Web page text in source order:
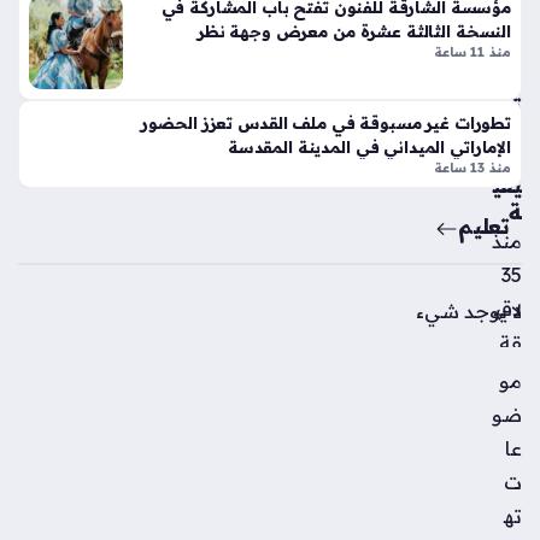
تين
نتا
ج
ي
تي
س
وبر
سب
س
تك
سر
عد
الت
ص
م
الت
من
فع
تها
ال
ص
يفي
ة
منذ
35
دقي
قة
جائ
زة
دب
ي
للأ
مؤسسة الشارقة للفنون تفتح باب المشاركة في
النسخة الثالثة عشرة من معرض وجهة نظر
منذ 11 ساعة
تطورات غير مسبوقة في ملف القدس تعزز الحضور
الإماراتي الميداني في المدينة المقدسة
منذ 13 ساعة
تعليم
لا يوجد شيء
مو
ضو
عا
ت
ته